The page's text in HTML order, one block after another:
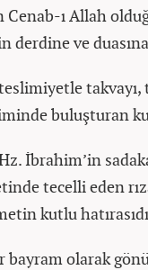
ı Allah
derdine ve
takvayı,
buluşturan
İbrahim’in
tecelli eden
kutlu
bayram olarak